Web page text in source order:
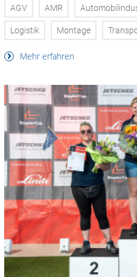
AGV AMR
Logistik Montage
Mehr erfahren